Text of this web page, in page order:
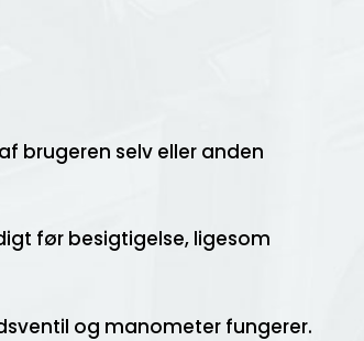
brugeren selv eller anden
før besigtigelse, ligesom
og manometer fungerer.